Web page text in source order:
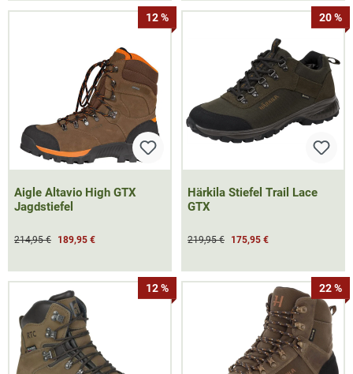
12 %
Aigle Altavio High GTX
Jagdstiefel
214,95 € 189,95 €
20 %
Härkila Stiefel Trail Lace
GTX
219,95 € 175,95 €
12 % 22 %